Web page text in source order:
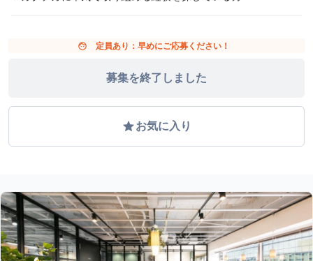
face 定員あり：早めにご応募ください！
募集を終了しました
gradeお気に入り